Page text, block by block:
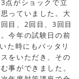
点がショックで立
っていました。大
目、2回目、3回目
今年の試験日の前
た時にもバッタリ
をいただき、その
事ができました。